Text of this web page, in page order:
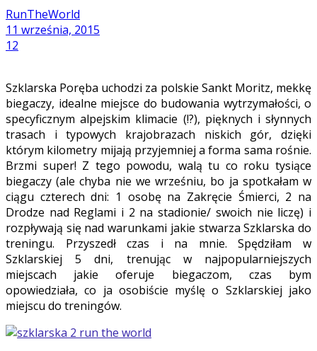
RunTheWorld
11 września, 2015
12
Szklarska Poręba uchodzi za polskie Sankt Moritz, mekkę
biegaczy, idealne miejsce do budowania wytrzymałości, o
specyficznym alpejskim klimacie (!?), pięknych i słynnych
trasach i typowych krajobrazach niskich gór, dzięki
którym kilometry mijają przyjemniej a forma sama rośnie.
Brzmi super! Z tego powodu, walą tu co roku tysiące
biegaczy (ale chyba nie we wrześniu, bo ja spotkałam w
ciągu czterech dni: 1 osobę na Zakręcie Śmierci, 2 na
Drodze nad Reglami i 2 na stadionie/ swoich nie liczę) i
rozpływają się nad warunkami jakie stwarza Szklarska do
treningu. Przyszedł czas i na mnie. Spędziłam w
Szklarskiej 5 dni, trenując w najpopularniejszych
miejscach jakie oferuje biegaczom, czas bym
opowiedziała, co ja osobiście myślę o Szklarskiej jako
miejscu do treningów.